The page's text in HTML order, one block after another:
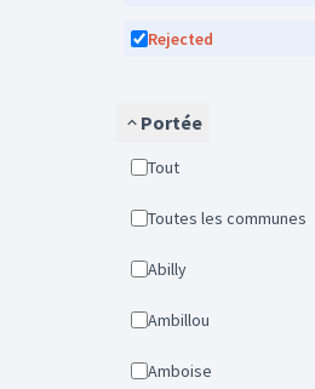
Rejected
Portée
Tout
Toutes les communes
Abilly
Ambillou
Amboise